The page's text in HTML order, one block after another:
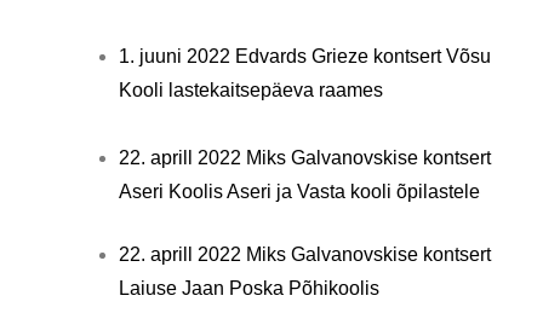
1. juuni 2022 Edvards Grieze kontsert Võsu
Kooli lastekaitsepäeva raames
22. aprill 2022 Miks Galvanovskise kontsert
Aseri Koolis Aseri ja Vasta kooli õpilastele
22. aprill 2022 Miks Galvanovskise kontsert
Laiuse Jaan Poska Põhikoolis